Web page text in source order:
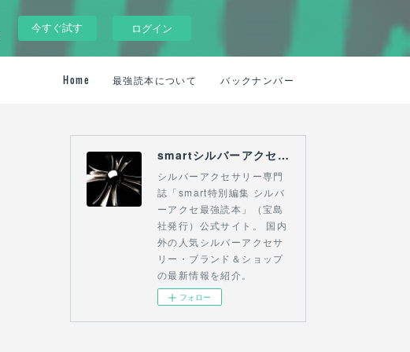
今すぐ試す ログイン
Home 最強読本について バックナンバー
smartシルバーアクセ最強読本 SILVER ACCESSORY ULTIMATE MAGAZINE
シルバーアクセサリー専門
誌「smart特別編集 シルバ
ーアクセ最強読本」（宝島
社発行）公式サイト。 国内
外の人気シルバーアクセサ
リー・ブランド＆ショップ
の最新情報を紹介。
フォロー